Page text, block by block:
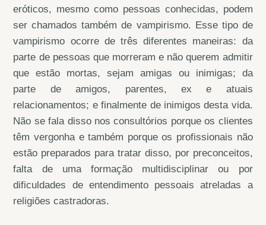
eróticos, mesmo como pessoas conhecidas, podem
ser chamados também de vampirismo. Esse tipo de
vampirismo ocorre de três diferentes maneiras: da
parte de pessoas que morreram e não querem admitir
que estão mortas, sejam amigas ou inimigas; da
parte de amigos, parentes, ex e atuais
relacionamentos; e finalmente de inimigos desta vida.
Não se fala disso nos consultórios porque os clientes
têm vergonha e também porque os profissionais não
estão preparados para tratar disso, por preconceitos,
falta de uma formação multidisciplinar ou por
dificuldades de entendimento pessoais atreladas a
religiões castradoras.